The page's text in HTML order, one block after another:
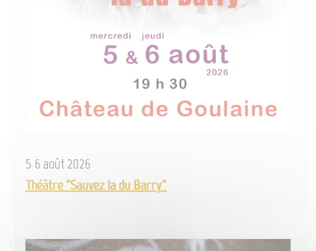
5 6 août 2026
Théâtre "Sauvez la du Barry"